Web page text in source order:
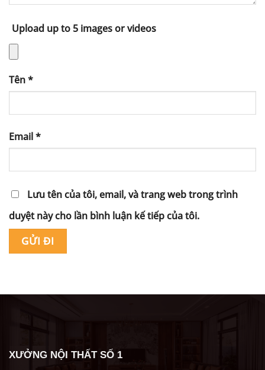
Upload up to 5 images or videos
Tên*
Email*
Lưu tên của tôi, email, và trang web trong trình
duyệt này cho lần bình luận kế tiếp của tôi.
XƯỞNG NỘI THẤT SỐ 1